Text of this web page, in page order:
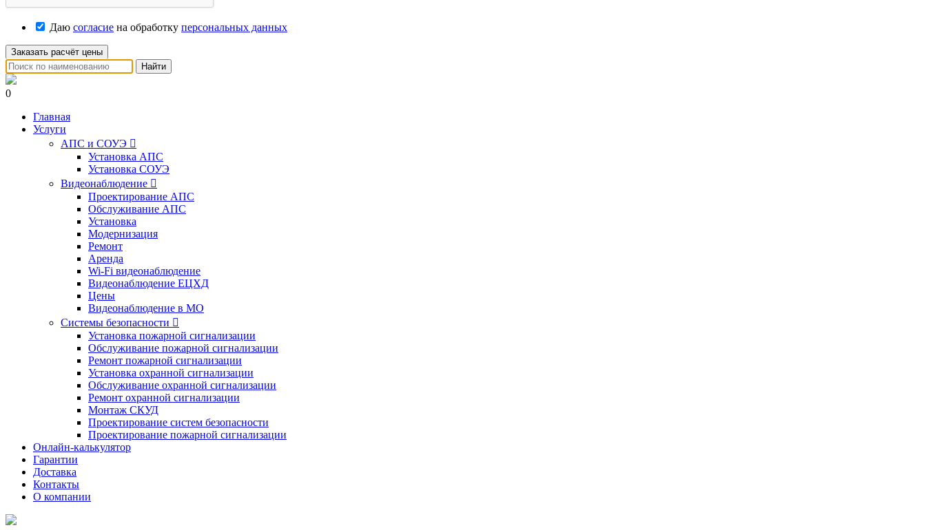
Даю согласие на обработку персональных данных
Заказать расчёт цены
Найти
0
Главная
Услуги
АПС и СОУЭ 
Установка АПС
Установка СОУЭ
Видеонаблюдение 
Проектирование АПС
Обслуживание АПС
Установка
Модернизация
Ремонт
Аренда
Wi-Fi видеонаблюдение
Видеонаблюдение ЕЦХД
Цены
Видеонаблюдение в МО
Системы безопасности 
Установка пожарной сигнализации
Обслуживание пожарной сигнализации
Ремонт пожарной сигнализации
Установка охранной сигнализации
Обслуживание охранной сигнализации
Ремонт охранной сигнализации
Монтаж СКУД
Проектирование систем безопасности
Проектирование пожарной сигнализации
Онлайн-калькулятор
Гарантии
Доставка
Контакты
О компании